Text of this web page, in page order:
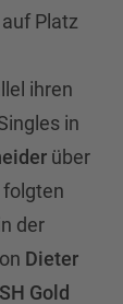
Platz
ihren
in
über
folgten
der
Dieter
Gold